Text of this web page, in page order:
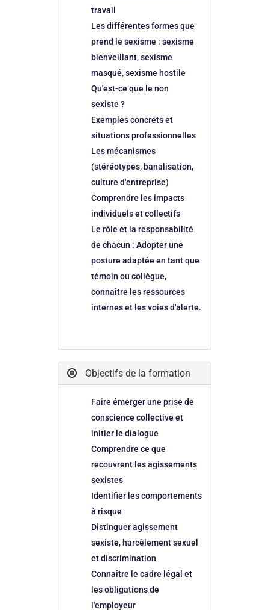
travail
Les différentes formes que
prend le sexisme : sexisme
bienveillant, sexisme
masqué, sexisme hostile
Qu'est-ce que le non
sexiste ?
Exemples concrets et
situations professionnelles
Les mécanismes
(stéréotypes, banalisation,
culture d'entreprise)
Comprendre les impacts
individuels et collectifs
Le rôle et la responsabilité
de chacun : Adopter une
posture adaptée en tant que
témoin ou collègue,
connaître les ressources
internes et les voies d'alerte.
Objectifs de la formation
Faire émerger une prise de
conscience collective et
initier le dialogue
Comprendre ce que
recouvrent les agissements
sexistes
Identifier les comportements
à risque
Distinguer agissement
sexiste, harcèlement sexuel
et discrimination
Connaître le cadre légal et
les obligations de
l'employeur